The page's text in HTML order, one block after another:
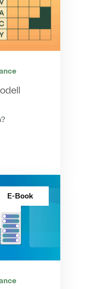
E-Book